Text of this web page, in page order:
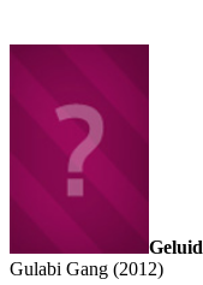
Geluid
Gulabi Gang (2012)